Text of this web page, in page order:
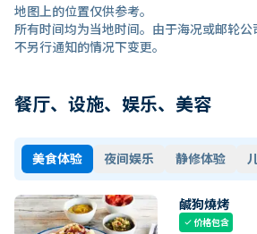
地图上的位置仅供参考。
所有时间均为当地时间。由于海况或邮轮
不另行通知的情况下变更。
餐厅、设施、娱乐、美容
美食体验 夜间娱乐 静修体验
鹹狗燒烤
check价格包含